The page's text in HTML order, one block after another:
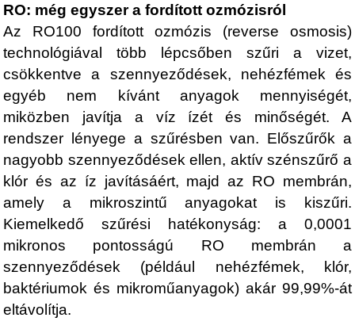
RO: még egyszer a fordított ozmózisról
Az RO100 fordított ozmózis (reverse osmosis)
technológiával több lépcsőben szűri a vizet,
csökkentve a szennyeződések, nehézfémek és
egyéb nem kívánt anyagok mennyiségét,
miközben javítja a víz ízét és minőségét. A
rendszer lényege a szűrésben van. Előszűrők a
nagyobb szennyeződések ellen, aktív szénszűrő a
klór és az íz javításáért, majd az RO membrán,
amely a mikroszintű anyagokat is kiszűri.
Kiemelkedő szűrési hatékonyság: a 0,0001
mikronos pontosságú RO membrán a
szennyeződések (például nehézfémek, klór,
baktériumok és mikroműanyagok) akár 99,99%-át
eltávolítja.